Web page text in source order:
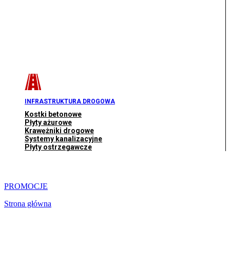
INFRASTRUKTURA DROGOWA
Kostki betonowe
Płyty ażurowe
Krawężniki drogowe
Systemy kanalizacyjne
Płyty ostrzegawcze
PROMOCJE
Strona główna